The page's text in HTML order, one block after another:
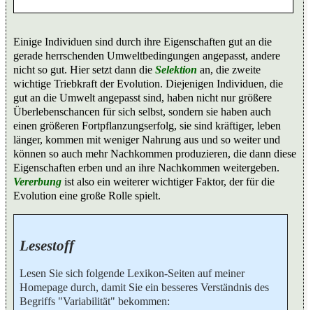
Einige Individuen sind durch ihre Eigenschaften gut an die
gerade herrschenden Umweltbedingungen angepasst, andere
nicht so gut. Hier setzt dann die Selektion an, die zweite
wichtige Triebkraft der Evolution. Diejenigen Individuen, die
gut an die Umwelt angepasst sind, haben nicht nur größere
Überlebenschancen für sich selbst, sondern sie haben auch
einen größeren Fortpflanzungserfolg, sie sind kräftiger, leben
länger, kommen mit weniger Nahrung aus und so weiter und
können so auch mehr Nachkommen produzieren, die dann diese
Eigenschaften erben und an ihre Nachkommen weitergeben.
Vererbung ist also ein weiterer wichtiger Faktor, der für die
Evolution eine große Rolle spielt.
Lesestoff
Lesen Sie sich folgende Lexikon-Seiten auf meiner
Homepage durch, damit Sie ein besseres Verständnis des
Begriffs "Variabilität" bekommen: